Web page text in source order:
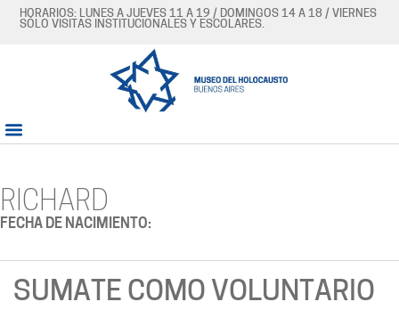
HORARIOS: LUNES A JUEVES 11 A 19 / DOMINGOS 14 A 18 / VIERNES
SÓLO VISITAS INSTITUCIONALES Y ESCOLARES.
RICHARD
FECHA DE NACIMIENTO:
SUMATE COMO VOLUNTARIO